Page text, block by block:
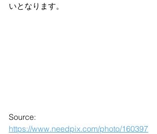
いとなります。
Source:
https://www.needpix.com/photo/160397